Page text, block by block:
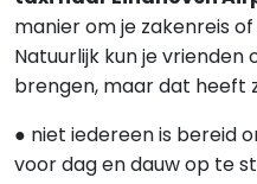
manier om je zakenreis
Natuurlijk kun je vrienden
brengen, maar dat heeft
● niet iedereen is bereid
voor dag en dauw op te